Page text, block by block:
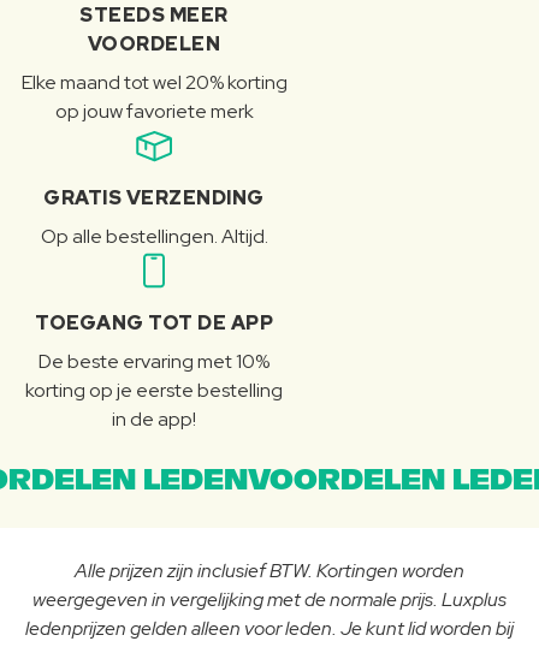
STEEDS MEER
VOORDELEN
Elke maand tot wel 20% korting
op jouw favoriete merk
GRATIS VERZENDING
Op alle bestellingen. Altijd.
TOEGANG TOT DE APP
De beste ervaring met 10%
korting op je eerste bestelling
in de app!
LEDENVOORDELEN
Alle prijzen zijn inclusief BTW. Kortingen worden
weergegeven in vergelijking met de normale prijs. Luxplus
ledenprijzen gelden alleen voor leden. Je kunt lid worden bij